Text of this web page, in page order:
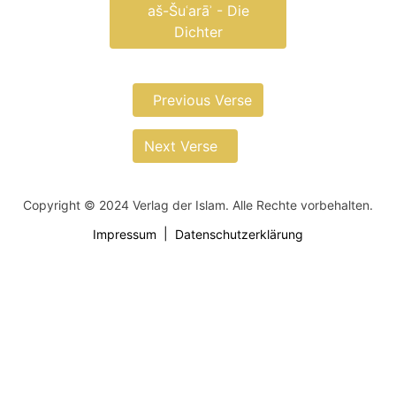
aš-Šuʿarāʾ - Die
Dichter
Previous Verse
Next Verse
Copyright © 2024 Verlag der Islam. Alle Rechte vorbehalten.
Impressum
Datenschutzerklärung